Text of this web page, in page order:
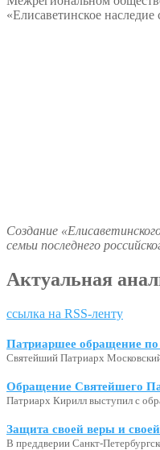
Создание
семьи последнего
Актуальная
ссылка на RSS-ленту
Патриаршее обращение
Святейший Патриарх
Обращение Святейшего
Патриарх Кирилл выступил с
Защита своей веры и
В преддверии Санкт-